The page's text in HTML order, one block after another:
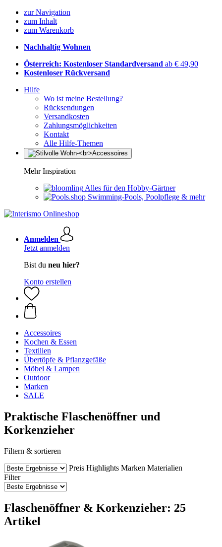
zur Navigation
zum Inhalt
zum Warenkorb
Nachhaltig Wohnen
Österreich: Kostenloser Standardversand ab € 49,90
Kostenloser Rückversand
Hilfe
Wo ist meine Bestellung?
Rücksendungen
Versandkosten
Zahlungsmöglichkeiten
Kontakt
Alle Hilfe-Themen
Mehr Inspiration
Alles für den Hobby-Gärtner
Swimming-Pools, Poolpflege & mehr
Anmelden
Jetzt anmelden
Bist du neu hier?
Konto erstellen
Accessoires
Kochen & Essen
Textilien
Übertöpfe & Pflanzgefäße
Möbel & Lampen
Outdoor
Marken
SALE
Praktische Flaschenöffner und
Korkenzieher
Filtern & sortieren
Preis Highlights Marken Materialien
Filter
Flaschenöffner & Korkenzieher: 25
Artikel